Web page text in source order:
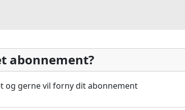
abonnement?
og gerne vil forny dit abonnement